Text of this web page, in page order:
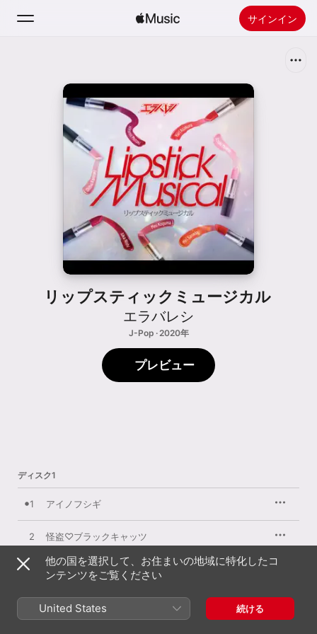
サインイン
ホーム
新着おすすめ
Apple Musicをインストール
リップスティックミュージカル
エラバレシ
J-Pop · 2020年
プレビュー
ディスク1
1 アイノフシギ
2 怪盗♡ブラックキャッツ
3 ミス・ラビット
4 テケテケ私流
他の国を選択して、お住まいの地域に特化したコ
ンテンツをご覧ください
United States 続ける